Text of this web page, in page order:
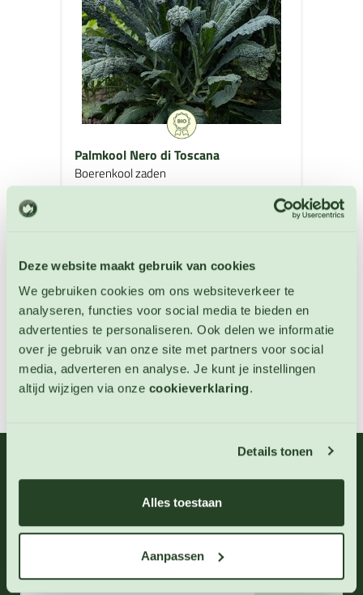
Deze website maakt gebruik van cookies
We gebruiken cookies om ons websiteverkeer te
analyseren, functies voor social media te bieden en
advertenties te personaliseren. Ook delen we informatie
over je gebruik van onze site met partners voor social
media, adverteren en analyse. Je kunt je instellingen
altijd wijzigen via onze cookieverklaring.
Details tonen
Alles toestaan
Aanpassen
Palmkool Nero di Toscana
Boerenkool zaden
OP VOORRAAD
06 - 46 63 38 39
info@123zaden.nl
Inschrijven